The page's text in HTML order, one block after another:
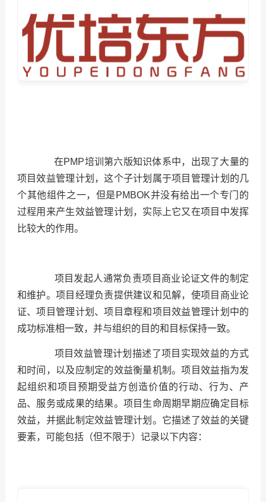
在PMP培训第六版知识体系中，出现了大量的
项目效益管理计划，这个子计划属于项目管理计划的几
个其他组件之一，但是PMBOK并没有给出一个专门的
过程用来产生效益管理计划，实际上它又在项目中发挥
比较大的作用。
项目发起人通常负责项目商业论证文件的制定
和维护。项目经理负责提供建议和见解，使项目商业论
证、项目管理计划、项目章程和项目效益管理计划中的
成功标准相一致，并与组织的目的和目标保持一致。
项目效益管理计划描述了项目实现效益的方式
和时间，以及应制定的效益衡量机制。项目效益指为发
起组织和项目预期受益方创造价值的行动、行为、产
品、服务或成果的结果。项目生命周期早期应确定目标
效益，并据此制定效益管理计划。它描述了效益的关键
要素，可能包括（但不限于） 记录以下内容：